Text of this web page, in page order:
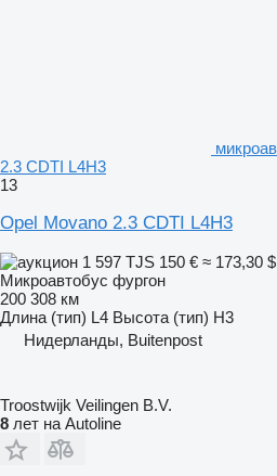
2.3 CDTI L4H3
13
Opel Movano 2.3 CDTI L4H3
1 597 TJS 150 € ≈ 173,30 $
Микроавтобус фургон
200 308 км
Длина (тип) L4 Высота (тип) H3
Нидерланды, Buitenpost
Troostwijk Veilingen B.V.
8 лет на Autoline